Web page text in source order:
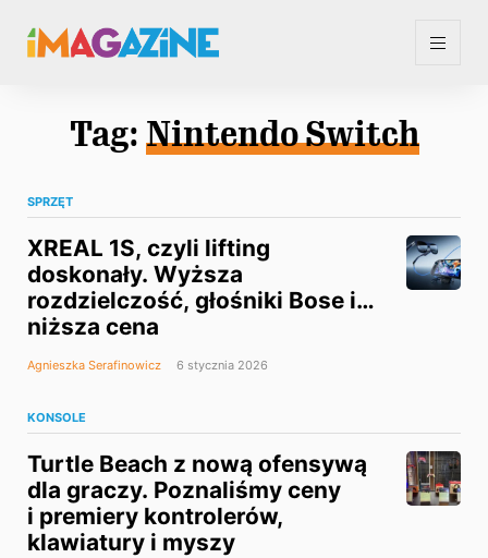
Tag: Nintendo Switch
SPRZĘT
XREAL 1S, czyli lifting
doskonały. Wyższa
rozdzielczość, głośniki Bose i…
niższa cena
Agnieszka Serafinowicz 6 stycznia 2026
KONSOLE
Turtle Beach z nową ofensywą
dla graczy. Poznaliśmy ceny
i premiery kontrolerów,
klawiatury i myszy